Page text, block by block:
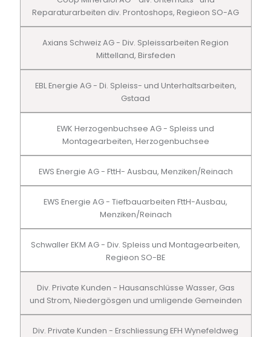
Reparaturarbeiten div. Prontoshops, Regieon SO-AG
Axians Schweiz AG - Div. Spleissarbeiten Region
Mittelland, Birsfeden
EBL Energie AG - Di. Spleiss- und Unterhaltsarbeiten,
Gstaad
EWK Herzogenbuchsee AG - Spleiss und
Montagearbeiten, Herzogenbuchsee
EWS Energie AG - FttH- Ausbau, Menziken/Reinach
EWS Energie AG - Tiefbauarbeiten FttH-Ausbau,
Menziken/Reinach
Schwaller EKM AG - Div. Spleiss und Montagearbeiten,
Regieon SO-BE
Div. Private Kunden - Hausanschlüsse Wasser, Gas
und Strom, Niedergösgen und umligende Gemeinden
Div. Private Kunden - Erschliessung EFH Wynefeldweg